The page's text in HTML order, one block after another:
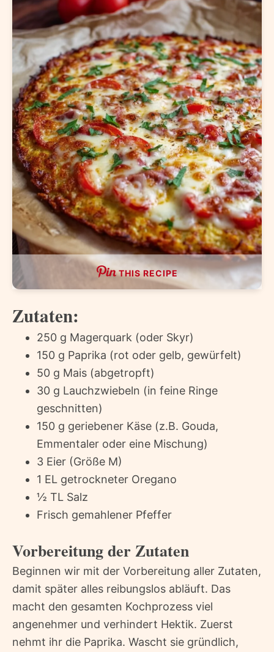
THIS RECIPE
Zutaten:
250 g Magerquark (oder Skyr)
150 g Paprika (rot oder gelb, gewürfelt)
50 g Mais (abgetropft)
30 g Lauchzwiebeln (in feine Ringe
geschnitten)
150 g geriebener Käse (z.B. Gouda,
Emmentaler oder eine Mischung)
3 Eier (Größe M)
1 EL getrockneter Oregano
½ TL Salz
Frisch gemahlener Pfeffer
Vorbereitung der Zutaten
Beginnen wir mit der Vorbereitung aller Zutaten,
damit später alles reibungslos abläuft. Das
macht den gesamten Kochprozess viel
angenehmer und verhindert Hektik. Zuerst
nehmt ihr die Paprika. Wascht sie gründlich,